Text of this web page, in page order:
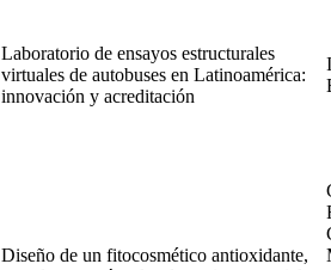
Laboratorio de ensayos estructurales
virtuales de autobuses en Latinoamérica:
innovación y acreditación
Diseño de un fitocosmético antioxidante,